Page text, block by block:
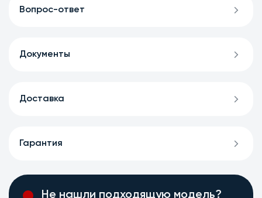
Вопрос-ответ
Документы
Доставка
Гарантия
Не нашли подходящую модель?